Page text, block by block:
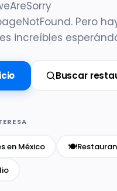
Pero
increíbles
Buscar
en México 🍽️